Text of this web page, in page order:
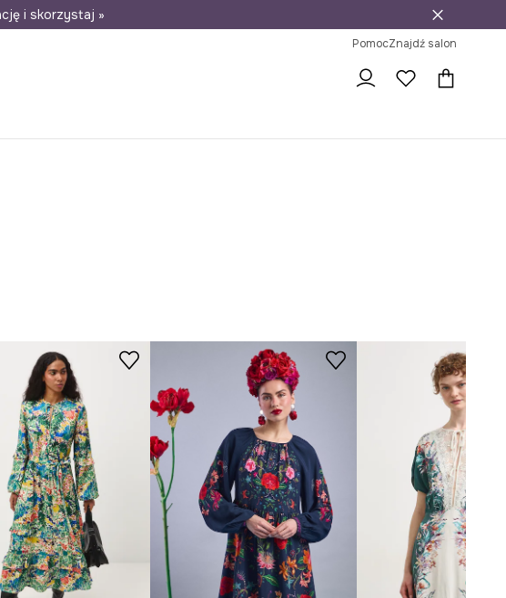
30 dni na zwrot
i skorzystaj »
PomocZnajdź salon